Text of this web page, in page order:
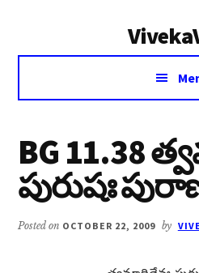
Voice
Vivekananda
BG 11.38
పురుషః
Posted on OCTOBER 22, 2009 by